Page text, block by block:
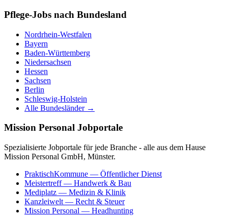
Pflege-Jobs nach Bundesland
Nordrhein-Westfalen
Bayern
Baden-Württemberg
Niedersachsen
Hessen
Sachsen
Berlin
Schleswig-Holstein
Alle Bundesländer →
Mission Personal Jobportale
Spezialisierte Jobportale für jede Branche - alle aus dem Hause
Mission Personal GmbH, Münster.
PraktischKommune — Öffentlicher Dienst
Meistertreff— Handwerk & Bau
Mediplatz — Medizin & Klinik
Kanzleiwelt — Recht & Steuer
Mission Personal — Headhunting